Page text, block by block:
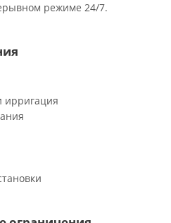
режиме 24/7.
ирригация